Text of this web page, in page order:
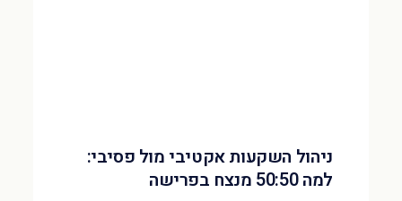
ניהול השקעות אקטיבי מול פסיבי:
למה 50:50 מנצח בפרישה